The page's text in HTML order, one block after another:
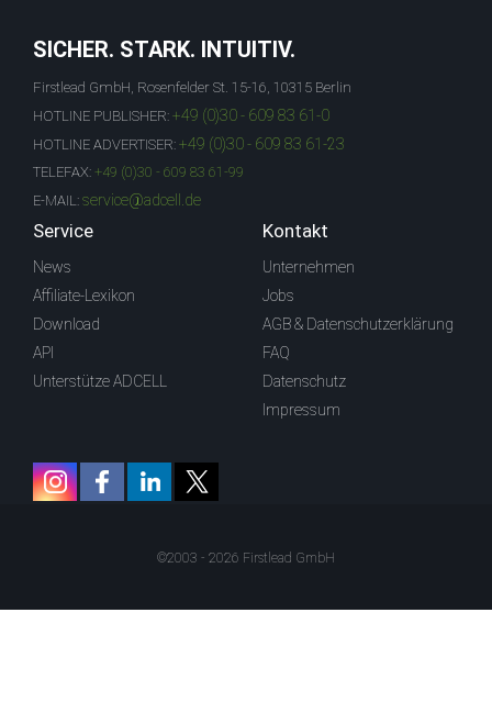
SICHER. STARK. INTUITIV.
Firstlead GmbH, Rosenfelder St. 15-16, 10315 Berlin
HOTLINE PUBLISHER: +49 (0)30 - 609 83 61-0
HOTLINE ADVERTISER: +49 (0)30 - 609 83 61-23
TELEFAX: +49 (0)30 - 609 83 61-99
E-MAIL: service@adcell.de
Service
News
Affiliate-Lexikon
Download
API
Unterstütze ADCELL
Kontakt
Unternehmen
Jobs
AGB & Datenschutzerklärung
FAQ
Datenschutz
Impressum
©2003 - 2026 Firstlead GmbH